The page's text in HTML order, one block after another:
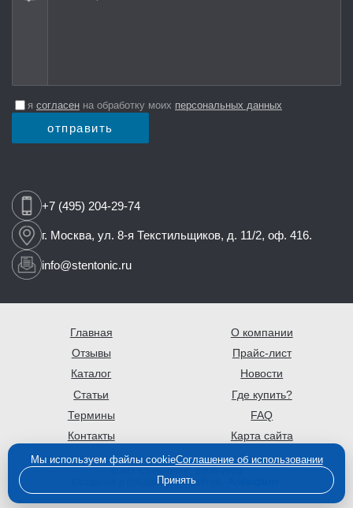
я согласен на обработку моих персональных данных
отправить
+7 (495) 204-29-74
г. Москва, ул. 8-я Текстильщиков, д. 11/2, оф. 416.
info@stentonic.ru
Главная
О компании
Отзывы
Прайс-лист
Каталог
Новости
Статьи
Где купить?
Термины
FAQ
Контакты
Карта сайта
Создание и продвижение сайтов -
Мы используем файлы cookieСоглашение об использовании
Принять